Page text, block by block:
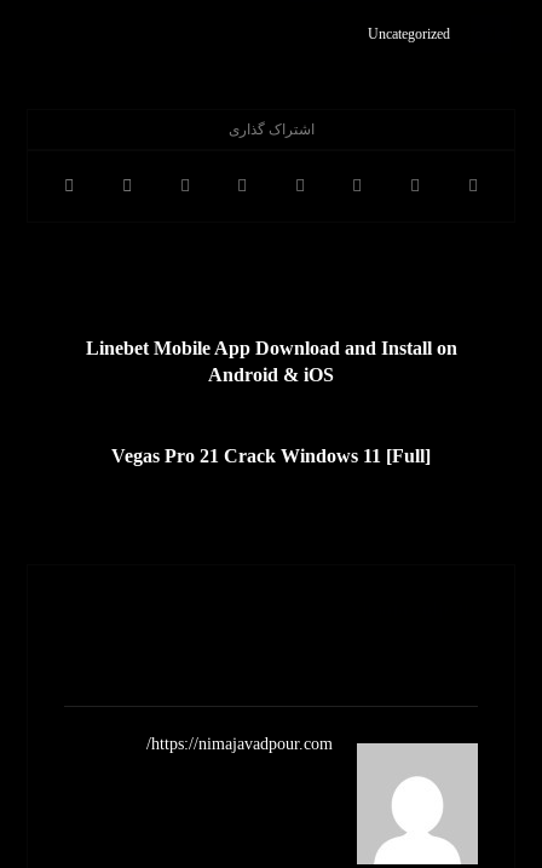
Uncategorized
Linebet Mobile App Download and Install on
Android & iOS
Vegas Pro 21 Crack Windows 11 [Full]
https://nimajavadpour.com/